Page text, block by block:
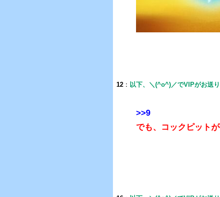
12 ： 以下、＼(^o^)／でVIPがお送
>>9
でも、コックピット